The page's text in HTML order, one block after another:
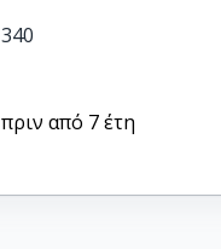
340
πριν από 7 έτη